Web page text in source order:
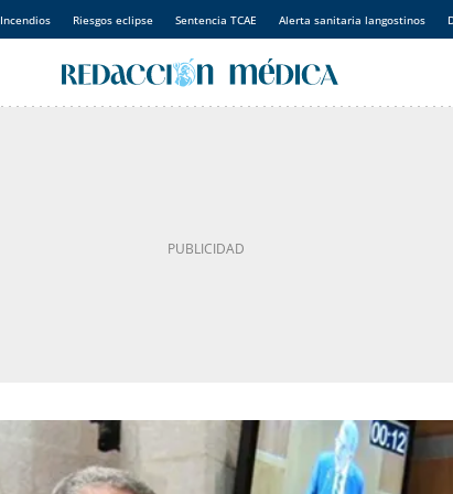
Incendios Riesgos eclipse Sentencia TCAE Alerta sanitaria langostinos